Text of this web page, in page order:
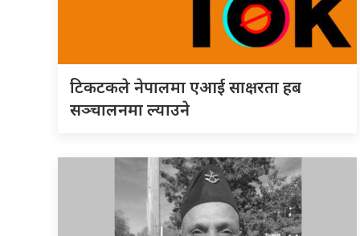
टिकटकले नेपालमा एआई साक्षरता हब
सञ्चालनमा ल्याउने